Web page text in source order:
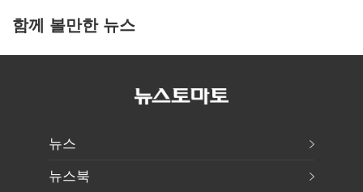
함께 볼만한 뉴스
뉴스
뉴스북